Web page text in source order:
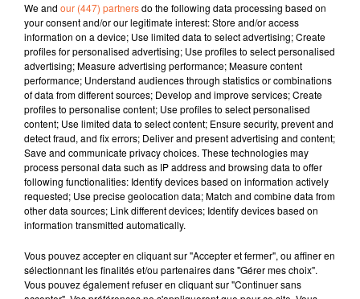
2 avril 2026 - 12 min 4 sec
COMMENT BRESSUIRE DEVINT UNE SOUS-PRÉFECTURE EN
1804
Jacqueline Pinon
Chemins d'histoire
Guy-Marie Lenne vient nous parler de la petite histoire
dans la grande le 1er jeudi de chaque mois.
Qu'un préfet soit regretté quand il quitte le département
qu'il administrait est fréquent. Mais que dans une ville,
rare...
La suite avec Guy-Marie.
We and our (447) partnersdo the following data processing based on
your consent and/or our legitimate interest: Store and/or access
information on a device; Use limited data to select advertising; Create
profiles for personalised advertising; Use profiles to select personalised
advertising; Measure advertising performance; Measure content
performance; Understand audiences through statistics or combinations
of data from different sources; Develop and improve services; Create
profiles to personalise content; Use profiles to select personalised
content; Use limited data to select content; Ensure security, prevent and
detect fraud, and fix errors; Deliver and present advertising and content;
Save and communicate privacy choices. These technologies may
process personal data such as IP address and browsing data to offer
following functionalities: Identify devices based on information actively
requested; Use precise geolocation data; Match and combine data from
other data sources; Link different devices; Identify devices based on
information transmitted automatically.
Vous pouvez accepter en cliquant sur "Accepter et fermer", ou affiner en
sélectionnant les finalités et/ou partenaires dans "Gérer mes choix".
Vous pouvez également refuser en cliquant sur "Continuer sans